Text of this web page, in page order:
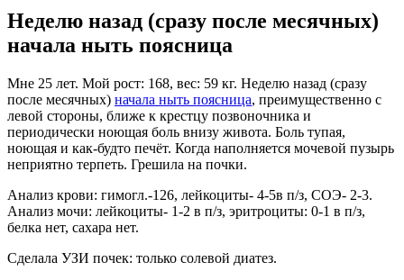
Неделю назад (сразу после месячных)
начала ныть поясница
Мне 25 лет. Мой рост: 168, вес: 59 кг. Неделю назад (сразу
после месячных) начала ныть поясница, преимущественно с
левой стороны, ближе к крестцу позвоночника и
периодически ноющая боль внизу живота. Боль тупая,
ноющая и как-будто печёт. Когда наполняется мочевой пузырь
неприятно терпеть. Грешила на почки.
Анализ крови: гимогл.-126, лейкоциты- 4-5в п/з, СОЭ- 2-3.
Анализ мочи: лейкоциты- 1-2 в п/з, эритроциты: 0-1 в п/з,
белка нет, сахара нет.
Сделала УЗИ почек: только солевой диатез.